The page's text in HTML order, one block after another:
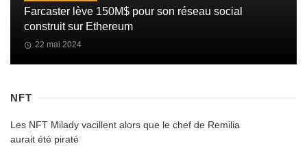
Farcaster lève 150M$ pour son réseau social
construit sur Ethereum
22 mai 2024
NFT
Les NFT Milady vacillent alors que le chef de Remilia
aurait été piraté